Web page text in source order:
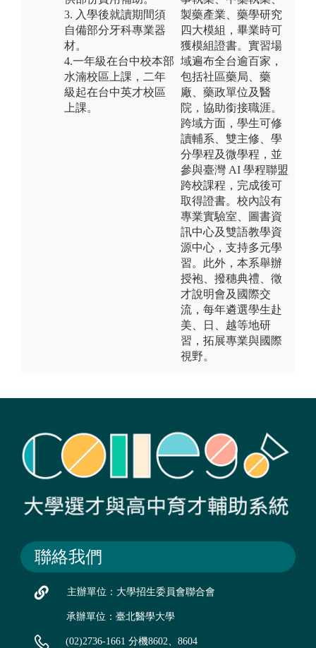
3. 入學後就讀期間須
自備部分牙科專業器
材。
4.一年級在台中校本部
水湳校區上課，二年
級起在台中英才校區
上課。
製藥產業、藥學研究
四大模組，畢業時可
獲模組證書。實習場
域遍布全台逾百家，
包括社區藥局、藥
廠、藥政單位及醫
院，協助銜接職涯。
跨域方面，學生可修
讀輔系、雙主修、學
分學程及微學程，並
參與臺灣 AI 學程聯盟
跨校課程，完成後可
取得證書。校內設有
專業實驗室、圖書資
訊中心及雙語教學資
源中心，支持多元學
習。此外，本系舉辦
授袍、撥穗典禮、徵
才說明會及國際交
流，每年遴選學生赴
美、日、越等地研
習，拓展專業與國際
視野。
聯絡我們
主辦單位：大學招生委員會聯合會
承辦單位：臺北醫學大學
(02)2736-1661 分機8602、8604